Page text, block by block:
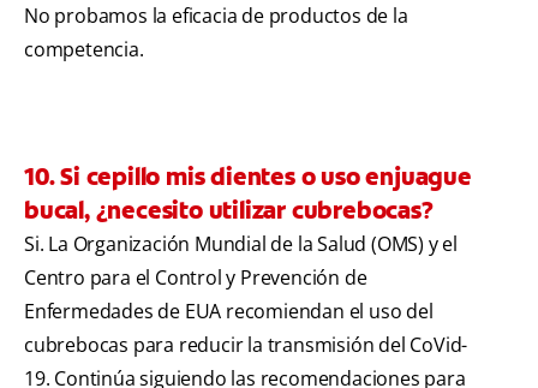
No probamos la eficacia de productos de la
competencia.
10. Si cepillo mis dientes o uso enjuague
bucal, ¿necesito utilizar cubrebocas?
Si. La Organización Mundial de la Salud (OMS) y el
Centro para el Control y Prevención de
Enfermedades de EUA recomiendan el uso del
cubrebocas para reducir la transmisión del CoVid-
19. Continúa siguiendo las recomendaciones para